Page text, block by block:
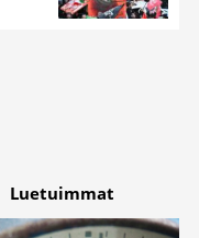
Tietoja
Luetuimmat